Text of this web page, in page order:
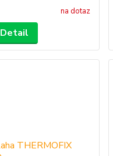
na dotaz
Detail